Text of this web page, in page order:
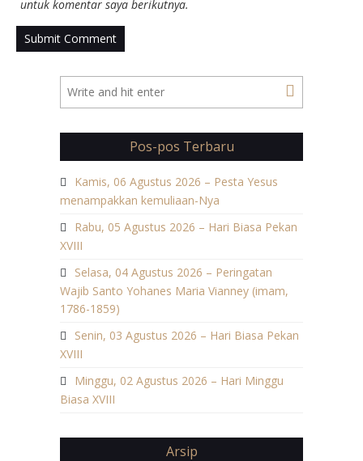
untuk komentar saya berikutnya.
Pos-pos Terbaru
Kamis, 06 Agustus 2026 – Pesta Yesus
menampakkan kemuliaan-Nya
Rabu, 05 Agustus 2026 – Hari Biasa Pekan
XVIII
Selasa, 04 Agustus 2026 – Peringatan
Wajib Santo Yohanes Maria Vianney (imam,
1786-1859)
Senin, 03 Agustus 2026 – Hari Biasa Pekan
XVIII
Minggu, 02 Agustus 2026 – Hari Minggu
Biasa XVIII
Arsip